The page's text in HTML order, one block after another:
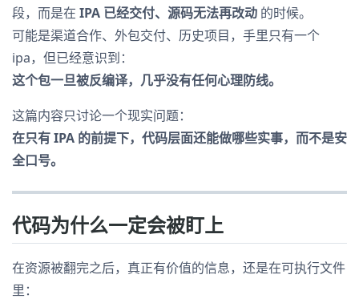
段，而是在 IPA 已经交付、源码无法再改动 的时候。
可能是渠道合作、外包交付、历史项目，手里只有一个
ipa，但已经意识到：
这个包一旦被反编译，几乎没有任何心理防线。
这篇内容只讨论一个现实问题：
在只有 IPA 的前提下，代码层面还能做哪些实事，而不是安
全口号。
代码为什么一定会被盯上
在资源被翻完之后，真正有价值的信息，还是在可执行文件
里：